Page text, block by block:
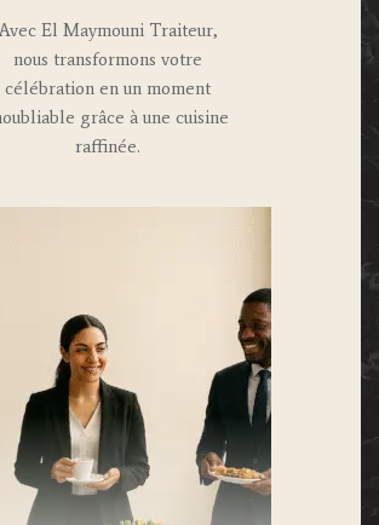
El Maymouni Traiteur,
nous transformons votre
célébration en un moment
grâce à une cuisine
raffinée.